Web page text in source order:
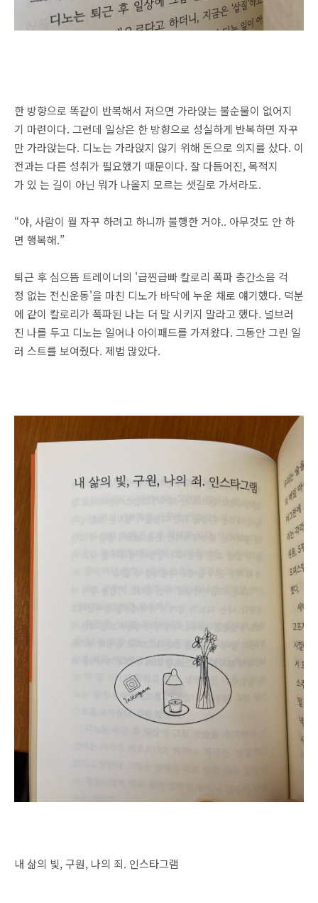
한 방향으로 똑같이 반복해서 저으면 가라앉는 불순물이 없어지
기 마련이다. 그런데 일상은 한 방향으로 성실하게 반복하면 자꾸
만 가라앉는다. 디노는 가라앉지 않기 위해 돈으로 의지를 샀다. 이
전과는 다른 성취가 필요했기 때문이다. 잘 다듬어진, 목적지
가 있 는 길이 아닌 뭐가 나올지 모르는 샛길로 가서라도.
“야, 사람이 뭘 자꾸 하려고 하니까 불행한 거야.. 아무것도 안 하
면 행복해.”
퇴근 후 심으뜸 트레이너의 '급찐급빠 칼로리 폭파 층간소음 걱
정 없는 전신운동'을 마친 디노가 바닥에 누운 채로 얘기했다. 덕분
에 같이 칼로리가 폭파된 나는 더 말 시키지 말라고 했다. 널브러
진 나를 두고 디노는 일어나 아이패드를 가져왔다. 그동안 그린 일
러 스트를 보여줬다. 제법 많았다.
내 삶의 빛, 구원, 나의 죄. 인스타그램